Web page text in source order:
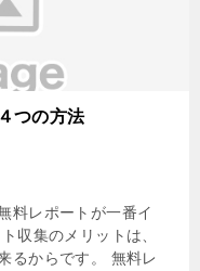
つの方法
料レポートが一番イ
収集のメリットは、
るからです。 無料レ